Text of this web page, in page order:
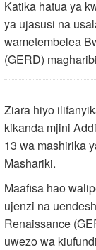
Katika hatua ya
ya ujasusi na
wametembelea
(GERD)
Ziara hiyo
kikanda mjini
13 wa mashirika
Mashariki.
Maafisa hao
ujenzi na
Renaissance
uwezo wa